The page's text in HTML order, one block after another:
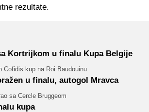
rezultate.
Kortrijkom u finalu Kupa Belgije
Cofidis kup na Roi Baudouinu
u finalu, autogol Mravca
sa Cercle Bruggeom
kupa